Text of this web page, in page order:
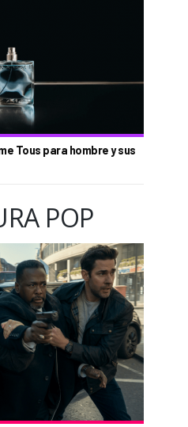
Tous para hombre y sus
POP